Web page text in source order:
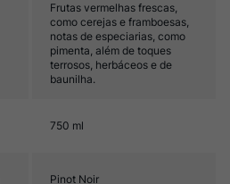
Frutas vermelhas frescas,
como cerejas e framboesas,
notas de especiarias, como
pimenta, além de toques
terrosos, herbáceos e de
baunilha.
750 ml
Pinot Noir